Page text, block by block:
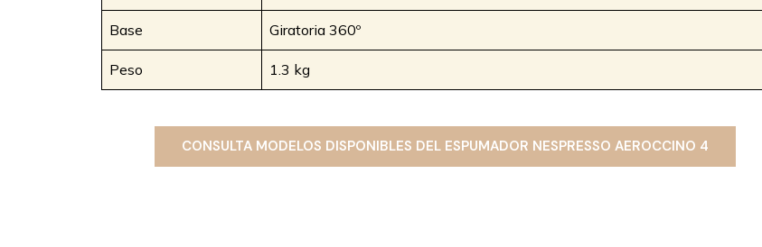
Base Giratoria 360º
Peso 1.3 kg
CONSULTA MODELOS DISPONIBLES DEL ESPUMADOR NESPRESSO AEROCCINO 4